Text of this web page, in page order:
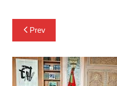
Navigasi
pos
Prev